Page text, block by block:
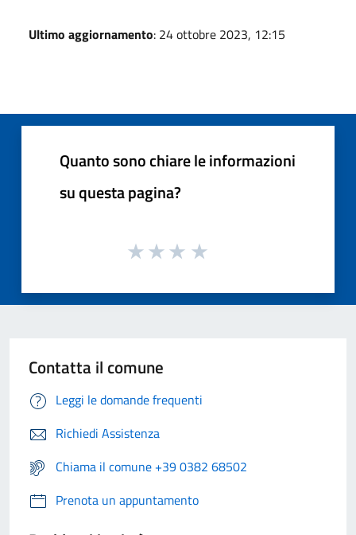
Ultimo aggiornamento: 24 ottobre 2023, 12:15
Quanto sono chiare le informazioni
su questa pagina?
Contatta il comune
Leggi le domande frequenti
Richiedi Assistenza
Chiama il comune +39 0382 68502
Prenota un appuntamento